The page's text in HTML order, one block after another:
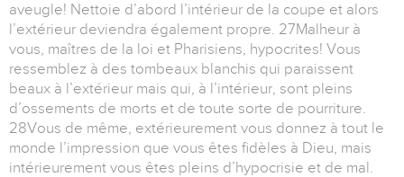
aveugle! Nettoie d’abord l’intérieur de la coupe et alors
l’extérieur deviendra également propre. 27Malheur à
vous, maîtres de la loi et Pharisiens, hypocrites! Vous
ressemblez à des tombeaux blanchis qui paraissent
beaux à l’extérieur mais qui, à l’intérieur, sont pleins
d’ossements de morts et de toute sorte de pourriture.
28Vous de même, extérieurement vous donnez à tout le
monde l’impression que vous êtes fidèles à Dieu, mais
intérieurement vous êtes pleins d’hypocrisie et de mal.